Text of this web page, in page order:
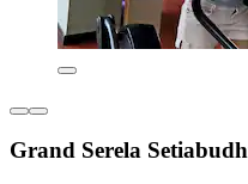
Grand Serela